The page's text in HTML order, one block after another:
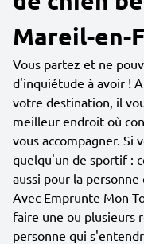
Mareil-en-
Vous partez et ne
d'inquiétude à avoir !
votre destination, il
meilleur endroit où
vous accompagner. Si
quelqu'un de sportif :
aussi pour la
Avec Emprunte Mon
faire une ou plusieurs
personne qui